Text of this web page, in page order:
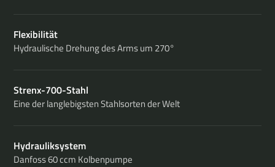
Flexibilität
Hydraulische Drehung des Arms um 270°
Strenx-700-Stahl
Eine der langlebigsten Stahlsorten der Welt
Hydrauliksystem
Danfoss 60 ccm Kolbenpumpe